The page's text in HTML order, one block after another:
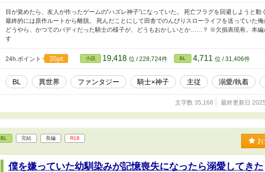
目が覚めたら、友人が作ったゲームの“ハズレ神子”になっていた。 死亡フラグを回避しようと動
最終的には原作ルートから離脱。 死んだことにして田舎でのんびりスローライフを送っていた俺
どうやら、かつてのバディだった騎士の様子が、どうもおかしいとか……？ ※欠損表現有。本編
す
24h.ポイント 35pt 小説 19,418 位 / 228,724件 BL 4,711 位 / 31,406件
BL 異世界 ファンタジー 騎士×神子 主従 溺愛/執着
文字数 35,166 最終更新日
BL 完結 長編 R18
僕を嫌っていた幼馴染みが記憶喪失になったら溺愛してきた